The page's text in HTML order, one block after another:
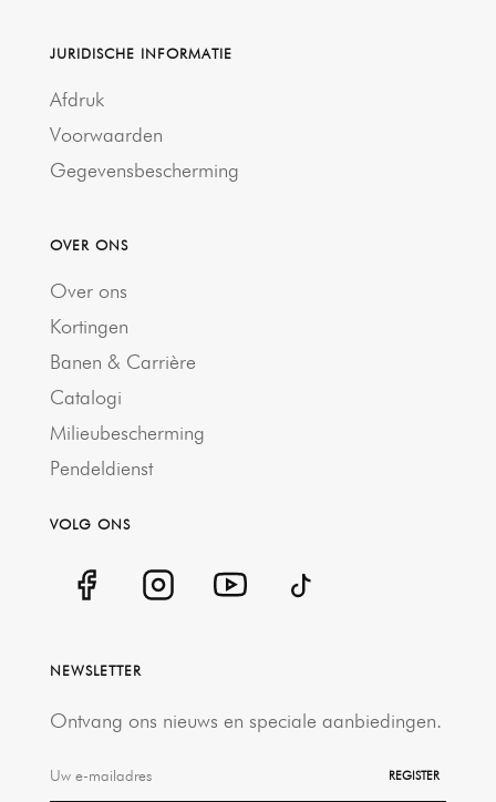
JURIDISCHE INFORMATIE
Afdruk
Voorwaarden
Gegevensbescherming
OVER ONS
Over ons
Kortingen
Banen & Carrière
Catalogi
Milieubescherming
Pendeldienst
VOLG ONS
NEWSLETTER
Ontvang ons nieuws en speciale aanbiedingen.
REGISTER